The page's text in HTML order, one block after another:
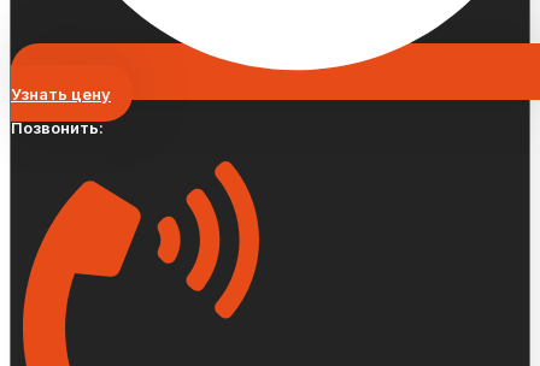
Узнать цену
Позвонить: